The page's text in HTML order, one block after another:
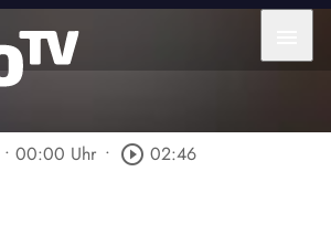
• 00:00 Uhr • play_circle_outline 02:46